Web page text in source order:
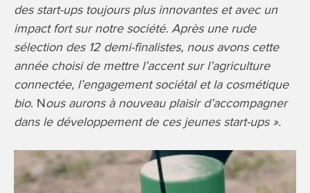
des start-ups toujours plus innovantes et avec un
impact fort sur notre société. Après une rude
sélection des 12 demi-finalistes, nous avons cette
année choisi de mettre l’accent sur l’agriculture
connectée, l’engagement sociétal et la cosmétique
bio. Nous aurons à nouveau plaisir d’accompagner
dans le développement de ces jeunes start-ups ».